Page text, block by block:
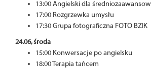
13:00 Angielski dla
17:00 Rozgrzewka umysłu
17:30 Grupa fotograficzna FOTO BZIK
24.06, środa
15:00 Konwersacje po angielsku
18:00 Terapia tańcem